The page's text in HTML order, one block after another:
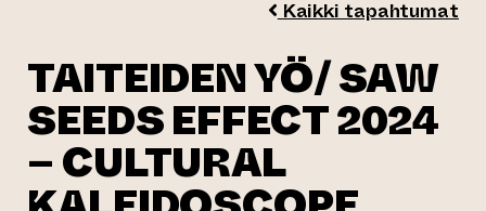
Kaikki tapahtumat
TAITEIDEN YÖ/ SAW
SEEDS EFFECT 2024
– CULTURAL